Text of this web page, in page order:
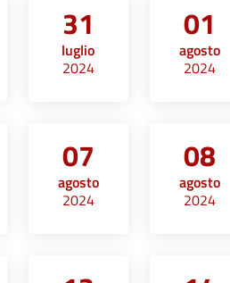
31
luglio
2024
01
agosto
2024
07
agosto
2024
08
agosto
2024